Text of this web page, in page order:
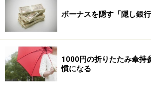
ボーナスを隠す「隠し銀
1000円の折りたたみ傘持
慣になる